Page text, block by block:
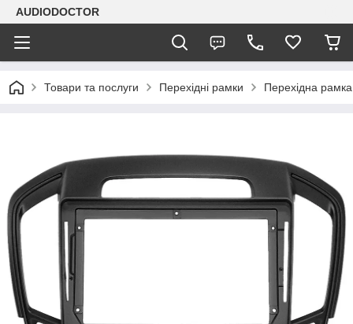
AUDIODOCTOR
Товари та послуги Перехідні рамки Перехідна